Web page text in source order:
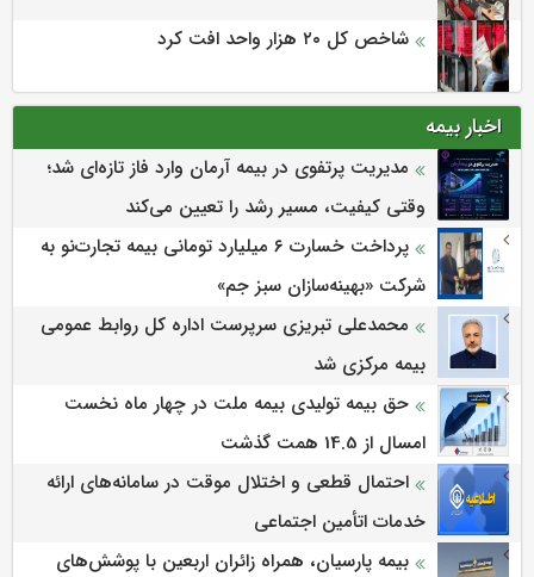
شاخص کل ۲۰ هزار واحد افت کرد
اخبار بیمه
مدیریت پرتفوی در بیمه آرمان وارد فاز تازه‌ای شد؛
وقتی کیفیت، مسیر رشد را تعیین می‌کند
پرداخت خسارت ۶ میلیارد تومانی بیمه تجارت‌نو به
شرکت «بهینه‌سازان سبز جم»
محمدعلی تبریزی سرپرست اداره كل روابط عمومی
بیمه مركزی شد
حق بیمه تولیدی بیمه ملت در چهار ماه نخست
امسال از 14.5 همت گذشت
احتمال قطعی و اختلال موقت در سامانه‌های ارائه
خدمات اتأمین اجتماعی
بیمه پارسیان، همراه زائران اربعین با پوشش‌های